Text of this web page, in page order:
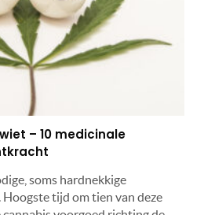
– 10 medicinale
soms hardnekkige
tijd om tien van deze